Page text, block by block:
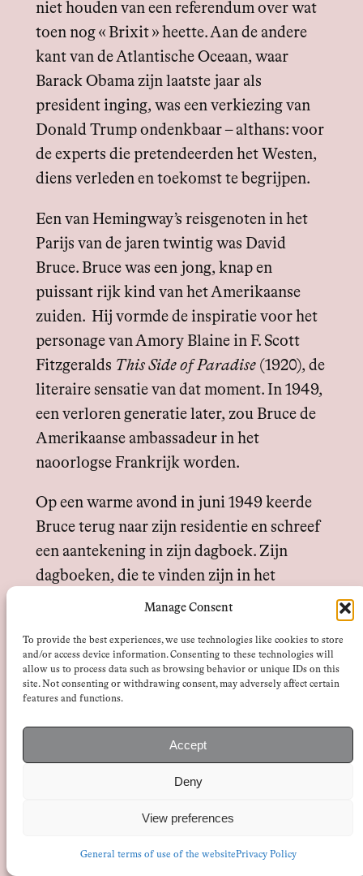
Manage Consent
To provide the best experiences, we use technologies like cookies to store
and/or access device information. Consenting to these technologies will
allow us to process data such as browsing behavior or unique IDs on this
site. Not consenting or withdrawing consent, may adversely affect certain
features and functions.
Accept
Deny
View preferences
General terms of use of the websitePrivacy Policy
niet houden van een referendum over wat
toen nog « Brixit » heette. Aan de andere
kant van de Atlantische Oceaan, waar
Barack Obama zijn laatste jaar als
president inging, was een verkiezing van
Donald Trump ondenkbaar – althans: voor
de experts die pretendeerden het Westen,
diens verleden en toekomst te begrijpen.
Een van Hemingway’s reisgenoten in het
Parijs van de jaren twintig was David
Bruce. Bruce was een jong, knap en
puissant rijk kind van het Amerikaanse
zuiden. Hij vormde de inspiratie voor het
personage van Amory Blaine in F. Scott
Fitzgeralds This Side of Paradise (1920), de
literaire sensatie van dat moment. In 1949,
een verloren generatie later, zou Bruce de
Amerikaanse ambassadeur in het
naoorlogse Frankrijk worden.
Op een warme avond in juni 1949 keerde
Bruce terug naar zijn residentie en schreef
een aantekening in zijn dagboek. Zijn
dagboeken, die te vinden zijn in het
Historisch Archief van de Europese Unie
aantekeningen over onderhandelingen,
telefoongesprekken achter de schermen,
staatsbezoeken en andere
noteerde Bruce iets heel anders. Hij was
middelbare leeftijd. Languit liggend op de